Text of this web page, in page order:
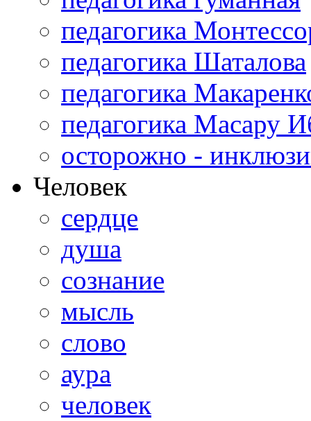
педагогика
педагогика Шаталова
педагогика
педагогика Масару
осторожно -
Человек
сердце
душа
сознание
мысль
слово
аура
человек